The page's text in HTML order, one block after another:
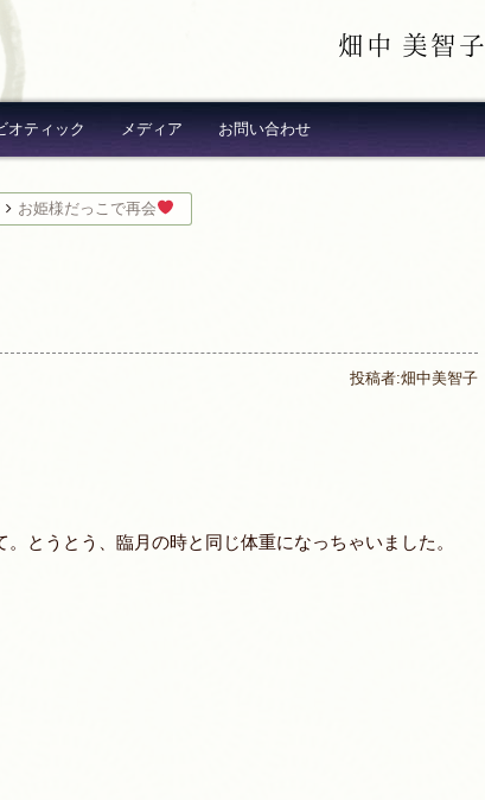
畑中 美智子
オティック メディア お問い合わせ
お姫様だっこで再会
投稿者:畑中美智子
とうとう、臨月の時と同じ体重になっちゃいました。